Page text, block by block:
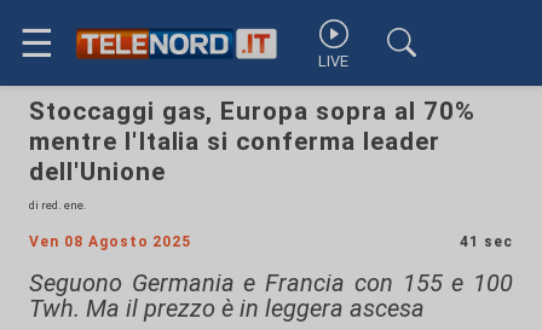
☰ LIVE
Stoccaggi gas, Europa sopra al 70%
mentre l'Italia si conferma leader
dell'Unione
di red. ene.
Ven 08 Agosto 2025 41 sec
Seguono Germania e Francia con 155 e 100
Twh. Ma il prezzo è in leggera ascesa